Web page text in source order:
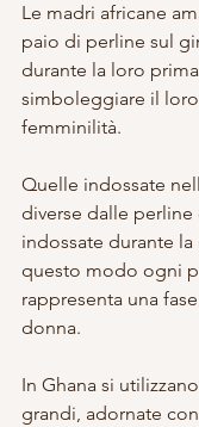
Le madri africane
paio di perline sul
durante la loro
simboleggiare il
femminilità.
Quelle indossate
diverse dalle
indossate durante la
questo modo ogni
rappresenta una
donna.
In Ghana si
grandi, adornate